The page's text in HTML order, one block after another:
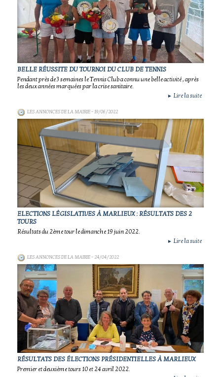
BELLE RÉUSSITE DU TOURNOI DU CLUB DE TENNIS
Pendant près de 3 semaines le Tennis Club a connu une belle activité , après
les deux années marquées par la crise sanitaire.
► Lire la suite
LES ANNONCES DE LA MAIRIE- 19/06/2022
ELECTIONS LÉGISLATIVES À MARLIEUX : RÉSULTATS DES 2
TOURS
Résultats du 2ème tour le dimanche 19 juin 2022.
► Lire la suite
LES ANNONCES DE LA MAIRIE- 24/04/2022
RÉSULTATS DES ÉLECTIONS PRÉSIDENTIELLES À MARLIEUX
Premier et deuxième tours 10 et 24 avril 2022.